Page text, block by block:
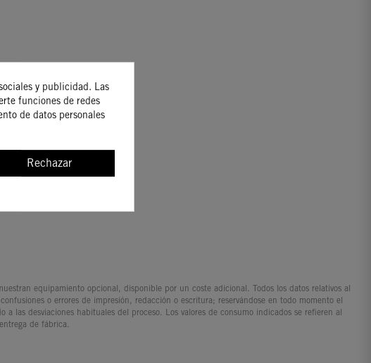
equipamiento opcional, disponible por un coste adicional. Todos los datos relativos al
o errores de impresión, redacción o escritura; reservándose en todo momento el
las desviaciones habituales del proceso. Los valores de consumo indicados se refieren al
de fábrica.
y publicidad. Las
funciones de redes
de datos personales
Rechazar